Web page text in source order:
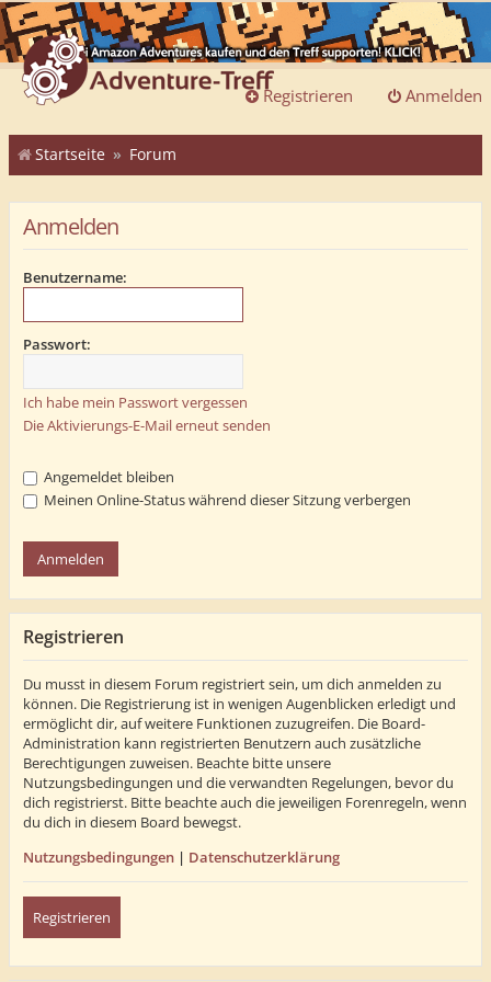
Anmelden
Registrieren
Startseite Forum
Anmelden
Benutzername:
Passwort:
Ich habe mein Passwort vergessen
Die Aktivierungs-E-Mail erneut senden
Angemeldet bleiben
Meinen Online-Status während dieser Sitzung verbergen
Registrieren
Du musst in diesem Forum registriert sein, um dich anmelden zu
können. Die Registrierung ist in wenigen Augenblicken erledigt und
ermöglicht dir, auf weitere Funktionen zuzugreifen. Die Board-
Administration kann registrierten Benutzern auch zusätzliche
Berechtigungen zuweisen. Beachte bitte unsere
Nutzungsbedingungen und die verwandten Regelungen, bevor du
dich registrierst. Bitte beachte auch die jeweiligen Forenregeln, wenn
du dich in diesem Board bewegst.
Nutzungsbedingungen | Datenschutzerklärung
Registrieren